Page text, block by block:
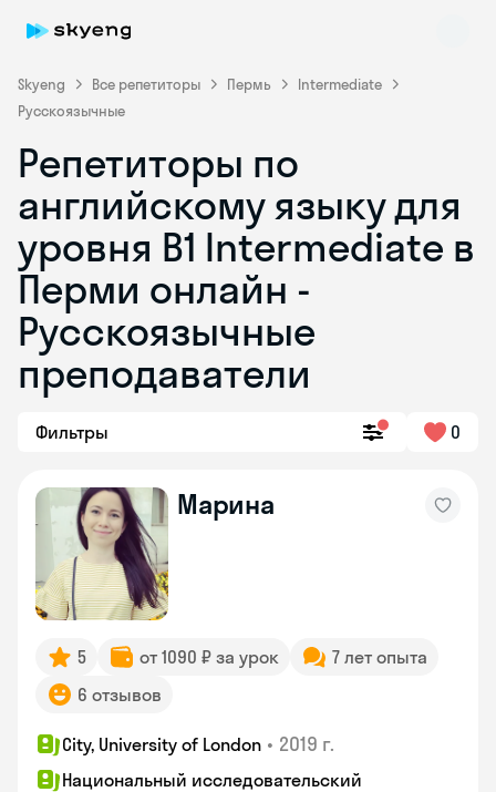
Skyeng Все репетиторы Пермь
Intermediate
Русскоязычные
Репетиторы по
английскому языку для
уровня B1 Intermediate в
Перми онлайн -
Русскоязычные
преподаватели
Фильтры 0
Марина
5 от 1090 ₽ за урок
7 лет опыта
6 отзывов
City, University of London • 2019 г.
Национальный исследовательский
Skyeng Chat